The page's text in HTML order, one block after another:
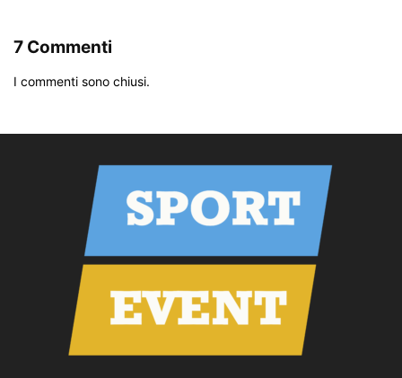
7 Commenti
I commenti sono chiusi.